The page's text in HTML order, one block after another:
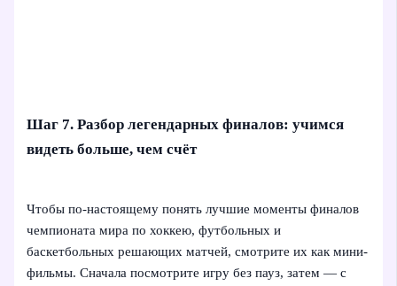
Шаг 7. Разбор легендарных финалов: учимся
видеть больше, чем счёт
Чтобы по-настоящему понять лучшие моменты финалов
чемпионата мира по хоккею, футбольных и
баскетбольных решающих матчей, смотрите их как мини-
фильмы. Сначала посмотрите игру без пауз, затем — с